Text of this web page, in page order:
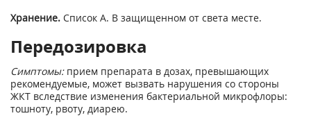
Хранение. Список А. В защищенном от света месте.
Передозировка
Симптомы: прием препарата в дозах, превышающих
рекомендуемые, может вызвать нарушения со стороны
ЖКТ вследствие изменения бактериальной микрофлоры:
тошноту, рвоту, диарею.